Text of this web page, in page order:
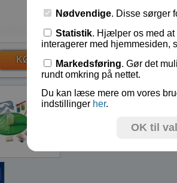
KØB
Der medfølger en
Sættet egner sig til
Lagerstatus:På
Vare nr.:EDU-
kr 199,-
Nødvendige. Disse sørger
Statistik. Hjælper os med at
interagerer med hjemmesiden,
Markedsføring. Gør det
rundt omkring på nettet.
Du kan læse mere om vores
indstillinger her.
OK til